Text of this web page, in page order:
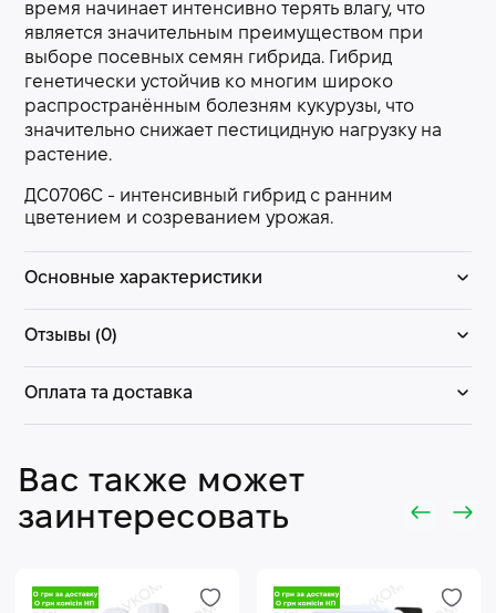
время начинает интенсивно терять влагу, что
является значительным преимуществом при
выборе посевных семян гибрида. Гибрид
генетически устойчив ко многим широко
распространённым болезням кукурузы, что
значительно снижает пестицидную нагрузку на
растение.
ДС0706С - интенсивный гибрид с ранним
цветением и созреванием урожая.
Основные характеристики
Отзывы (0)
Оплата та доставка
Вас также может
заинтересовать